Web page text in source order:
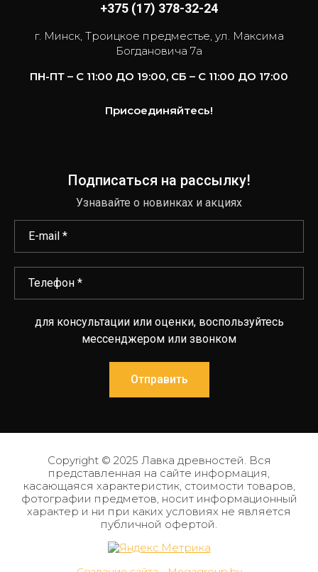
+375 (17) 378-32-24
г. Минск, Троицкое предместье, ул. Максима
Богдановича 7а
ПН-ПТ – С 11:00 ДО 19:00, СБ – С 11:00 ДО 17:00
Подписаться на рассылку!
Узнавайте о новинках и акциях
для консультации или оценки, воспользуйтесь
мессенджером или звонком
Отправить
Присоединяйтесь!
Copyright © 2025 Лавка древностей. Вся
представленная на сайте информация,
касающаяся характеристик, стоимости товаров,
фотографии предметов, носит информационный
характер и ни при каких условиях не является
публичной офертой.